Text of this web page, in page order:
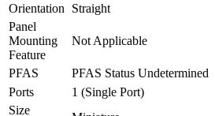
Orientation
Straight
Panel
Mounting
Feature
Not Applicable
PFAS
PFAS Status Undetermined
Ports
1 (Single Port)
Size